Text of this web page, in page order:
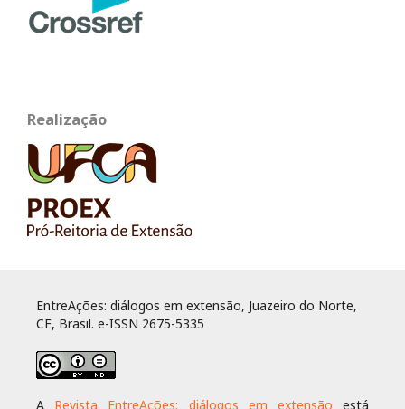
Realização
EntreAções: diálogos em extensão, Juazeiro do Norte,
CE, Brasil. e-ISSN 2675-5335
A Revista EntreAções: diálogos em extensão está